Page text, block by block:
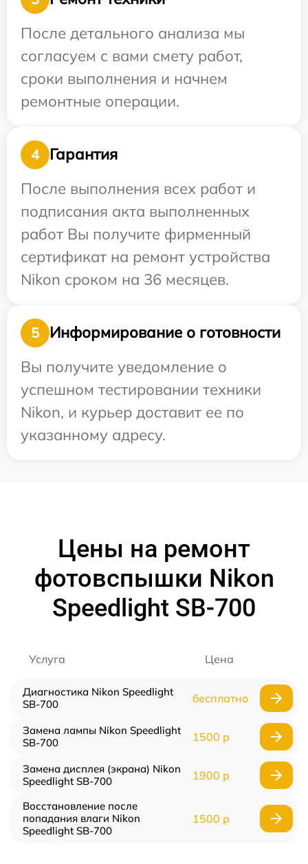
После детального анализа мы
согласуем с вами смету работ,
сроки выполнения и начнем
ремонтные операции.
4
Гарантия
После выполнения всех работ и
подписания акта выполненных
работ Вы получите фирменный
сертификат на ремонт устройства
Nikon сроком на 36 месяцев.
5
Информирование о готовности
Вы получите уведомление о
успешном тестировании техники
Nikon, и курьер доставит ее по
указанному адресу.
Цены на ремонт
фотовспышки Nikon
Speedlight SB-700
Услуга Цена
Диагностика Nikon Speedlight
SB-700
бесплатно
Замена лампы Nikon Speedlight
SB-700
1500 р
Замена дисплея (экрана) Nikon
Speedlight SB-700
1900 р
Восстановление после
попадания влаги Nikon
Speedlight SB-700
1500 р